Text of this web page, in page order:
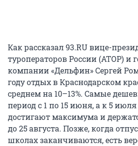
Как рассказал 93.RU вице-
туроператоров России (АТОР) и
компании «Дельфин» Сергей
году отдых в Краснодарском
среднем на 10–13%. Самые
период с 1 по 15 июня, а к 5
достигают максимума и
до 25 августа. Позже, когда
школах заканчиваются, есть